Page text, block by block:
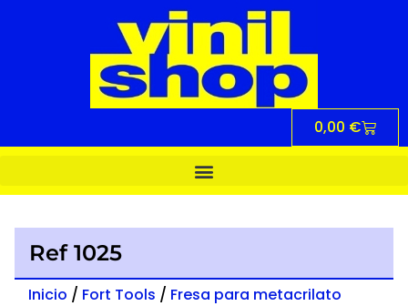
0,00 €
Ref 1025
Inicio / Fort Tools / Fresa para metacrilato